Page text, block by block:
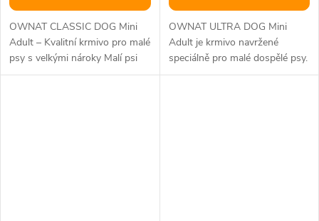
OWNAT CLASSIC DOG Mini
Adult – Kvalitní krmivo pro malé
psy s velkými nároky Malí psi
mají specifické potřeby, a...
OWNAT ULTRA DOG Mini
Adult je krmivo navržené
speciálně pro malé dospělé psy.
Toto krmivo poskytuje